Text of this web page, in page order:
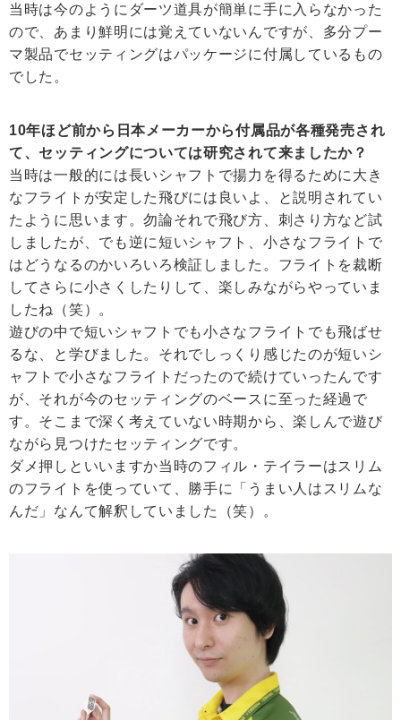
当時は今のようにダーツ道具が簡単に手に入らなかった
ので、あまり鮮明には覚えていないんですが、多分プー
マ製品でセッティングはパッケージに付属しているもの
でした。
10年ほど前から日本メーカーから付属品が各種発売され
て、セッティングについては研究されて来ましたか？
当時は一般的には長いシャフトで揚力を得るために大き
なフライトが安定した飛びには良いよ、と説明されてい
たように思います。勿論それで飛び方、刺さり方など試
しましたが、でも逆に短いシャフト、小さなフライトで
はどうなるのかいろいろ検証しました。フライトを裁断
してさらに小さくしたりして、楽しみながらやっていま
したね（笑）。
遊びの中で短いシャフトでも小さなフライトでも飛ばせ
るな、と学びました。それでしっくり感じたのが短いシ
ャフトで小さなフライトだったので続けていったんです
が、それが今のセッティングのベースに至った経過で
す。そこまで深く考えていない時期から、楽しんで遊び
ながら見つけたセッティングです。
ダメ押しといいますか当時のフィル・テイラーはスリム
のフライトを使っていて、勝手に「うまい人はスリムな
んだ」なんて解釈していました（笑）。